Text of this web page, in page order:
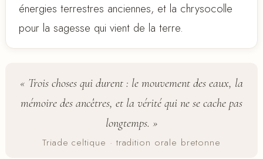
énergies terrestres anciennes, et la chrysocolle
pour la sagesse qui vient de la terre.
« Trois choses qui durent : le mouvement des eaux, la
mémoire des ancêtres, et la vérité qui ne se cache pas
longtemps. »
Triade celtique · tradition orale bretonne